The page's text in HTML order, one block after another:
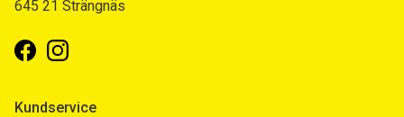
645 21 Strängnäs
FacebookInstagram
Kundservice